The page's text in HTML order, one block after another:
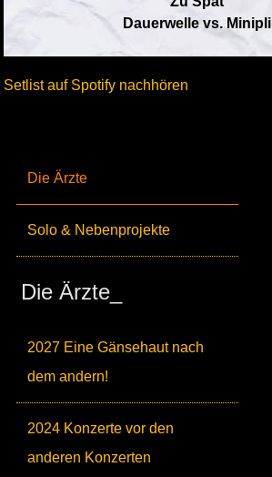
Die Ärzte
Solo & Nebenprojekte
Die Ärzte_
2027 Eine Gänsehaut nach
dem andern!
2024 Konzerte vor den
anderen Konzerten
Dauerwelle vs. Minipli
Setlist auf Spotify nachhören